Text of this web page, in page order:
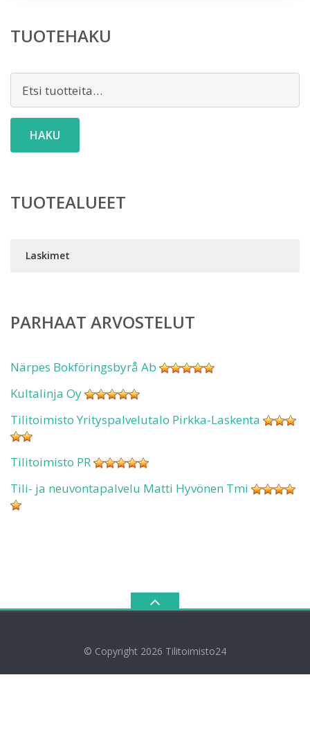
TUOTEHAKU
HAKU
TUOTEALUEET
Laskimet
PARHAAT ARVOSTELUT
Närpes Bokföringsbyrå Ab
Kultalinja Oy
Tilitoimisto Yrityspalvelutalo Pirkka-Laskenta
Tilitoimisto PR
Tili- ja neuvontapalvelu Matti Hyvönen Tmi
© Copyright 2026 Tilitoimisto24